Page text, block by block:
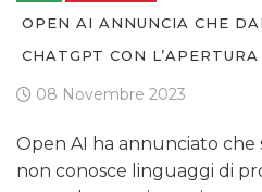
OPEN AI ANNUNCIA CHE
CHATGPT CON
08 Novembre 2023
Open AI ha annunciato
non conosce linguaggi di